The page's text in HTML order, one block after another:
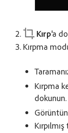
Kırp'a
Kırpma
Kırpma
dokunun.